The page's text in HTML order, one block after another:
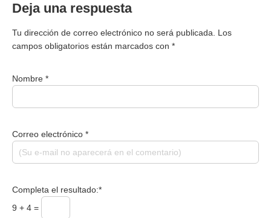
Deja una respuesta
Tu dirección de correo electrónico no será publicada.
Los
campos obligatorios están marcados con *
Nombre *
Correo electrónico *
Completa el resultado:*
9 + 4 =